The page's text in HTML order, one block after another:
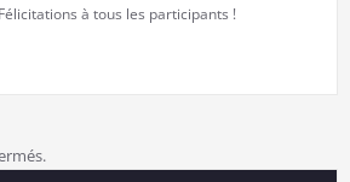
Félicitations à tous les participants !